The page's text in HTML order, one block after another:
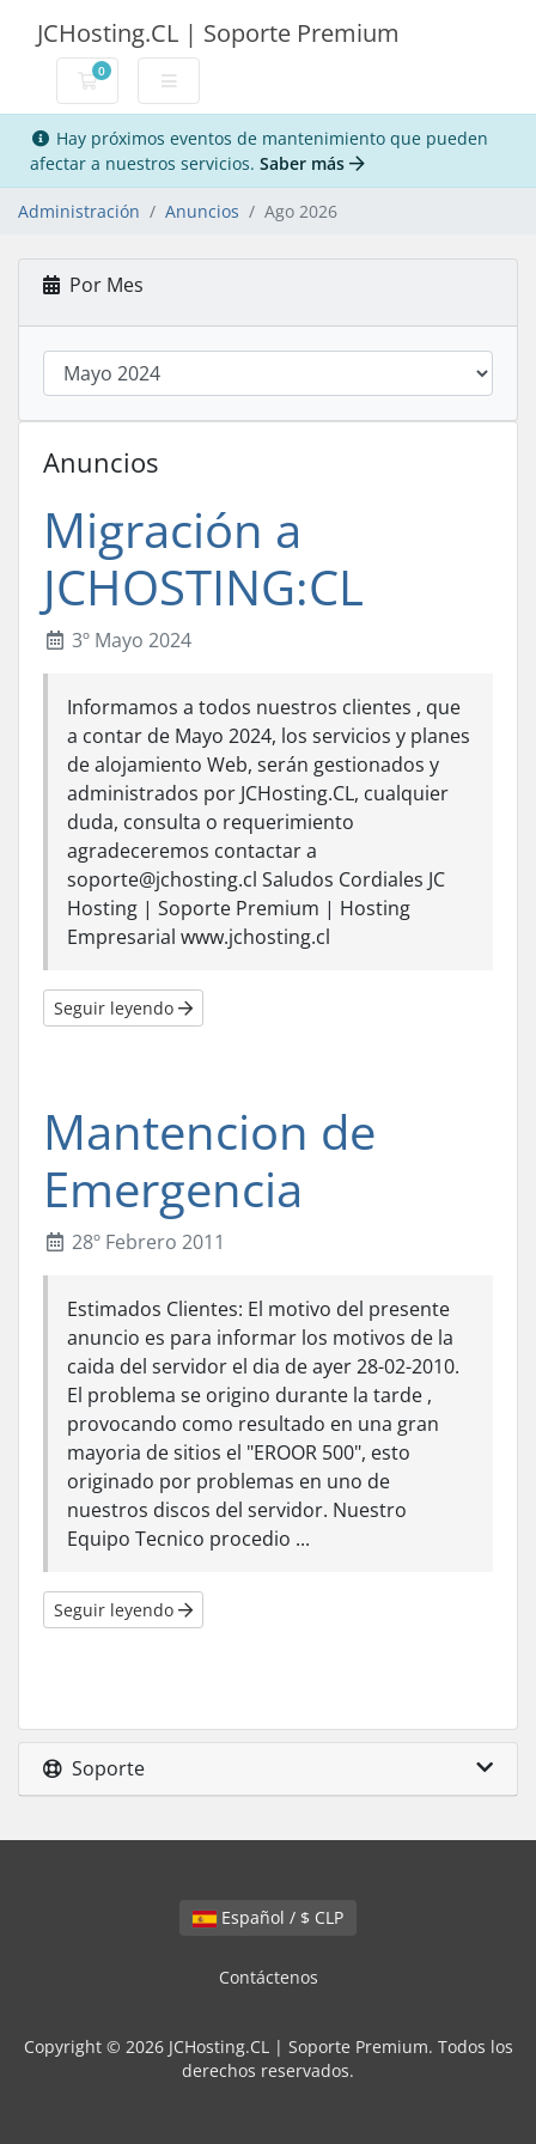
JCHosting.CL | Soporte Premium
0
Carro de Pedidos
Hay próximos eventos de mantenimiento que pueden
afectar a nuestros servicios. Saber más
Administración Anuncios Ago 2026
Por Mes
Anuncios
Migración a
JCHOSTING:CL
3º Mayo 2024
Informamos a todos nuestros clientes , que
a contar de Mayo 2024, los servicios y planes
de alojamiento Web, serán gestionados y
administrados por JCHosting.CL, cualquier
duda, consulta o requerimiento
agradeceremos contactar a
soporte@jchosting.cl Saludos Cordiales JC
Hosting | Soporte Premium | Hosting
Empresarial www.jchosting.cl
Seguir leyendo
Mantencion de
Emergencia
28º Febrero 2011
Estimados Clientes: El motivo del presente
anuncio es para informar los motivos de la
caida del servidor el dia de ayer 28-02-2010.
El problema se origino durante la tarde ,
provocando como resultado en una gran
mayoria de sitios el "EROOR 500", esto
originado por problemas en uno de
nuestros discos del servidor. Nuestro
Equipo Tecnico procedio ...
Seguir leyendo
Soporte
Español / $ CLP
Contáctenos
Copyright © 2026 JCHosting.CL | Soporte Premium. Todos los
derechos reservados.